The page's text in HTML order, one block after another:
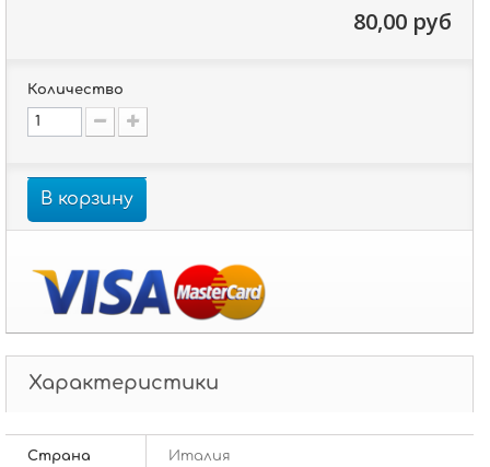
80,00 руб
Количество
В корзину
Характеристики
Страна Италия